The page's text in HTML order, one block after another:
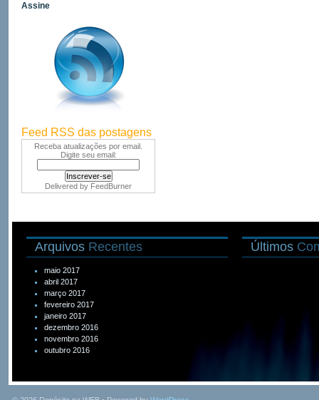
Assine
Feed RSS das postagens
Receba atualizações por email.
Digite seu email:
Delivered by FeedBurner
Arquivos Recentes
maio 2017
abril 2017
março 2017
fevereiro 2017
janeiro 2017
dezembro 2016
novembro 2016
outubro 2016
Últimos